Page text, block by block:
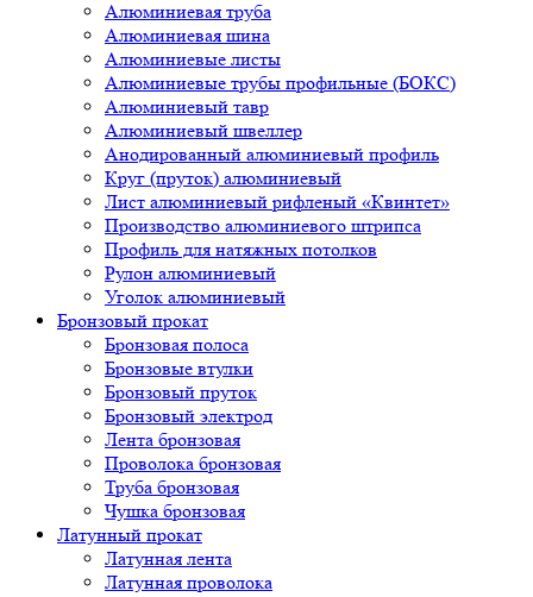
Алюминиевая труба
Алюминиевая шина
Алюминиевые листы
Алюминиевые трубы профильные (БОКС)
Алюминиевый тавр
Алюминиевый швеллер
Анодированный алюминиевый профиль
Круг (пруток) алюминиевый
Лист алюминиевый рифленый «Квинтет»
Производство алюминиевого штрипса
Профиль для натяжных потолков
Рулон алюминиевый
Уголок алюминиевый
Бронзовый прокат
Бронзовая полоса
Бронзовые втулки
Бронзовый пруток
Бронзовый электрод
Лента бронзовая
Проволока бронзовая
Труба бронзовая
Чушка бронзовая
Латунный прокат
Латунная лента
Латунная проволока